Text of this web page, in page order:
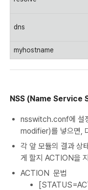
dns
myhostname
NSS (Name Service
nsswitch.conf에 설
modifier)를 넣으면,
각 앞 모듈의 결과 상
게 할지 ACTION을
ACTION 문법